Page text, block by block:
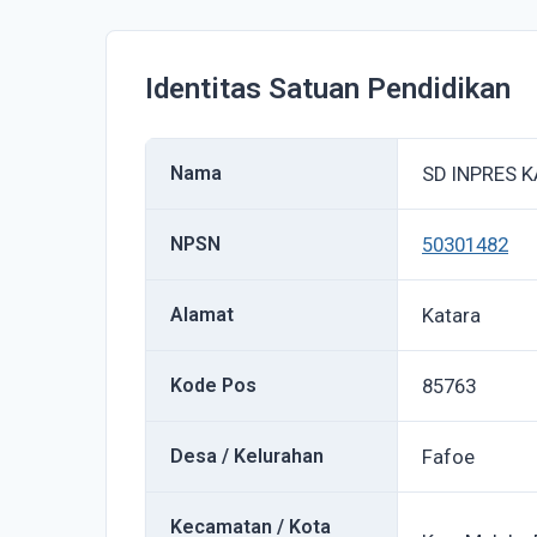
Identitas Satuan Pendidikan
Nama SD INPRES
NPSN 50301482
Alamat Katara
Kode Pos 85763
Desa / Kelurahan Fafoe
Kecamatan / Kota